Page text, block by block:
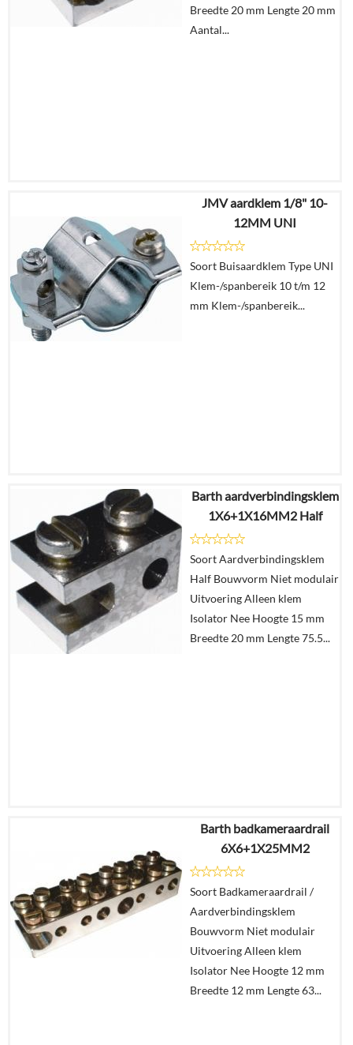
Breedte 20 mm Lengte 20 mm
Aantal...
€5,17
€
Details
In
JMV aardklem 1/8" 10-
12MM UNI
Soort Buisaardklem Type UNI
Klem-/spanbereik 10 t/m 12
mm Klem-/spanbereik...
€6,72
€3,72
Details
In
winkelmand
Barth aardverbindingsklem
1X6+1X16MM2 Half
Soort Aardverbindingsklem
Half Bouwvorm Niet modulair
Uitvoering Alleen klem
Isolator Nee Hoogte 15 mm
Breedte 20 mm Lengte 75.5...
€3,71
€2,29
Details
In
winkelmand
Barth badkameraardrail
6X6+1X25MM2
Soort Badkameraardrail /
Aardverbindingsklem
Bouwvorm Niet modulair
Uitvoering Alleen klem
Isolator Nee Hoogte 12 mm
Breedte 12 mm Lengte 63...